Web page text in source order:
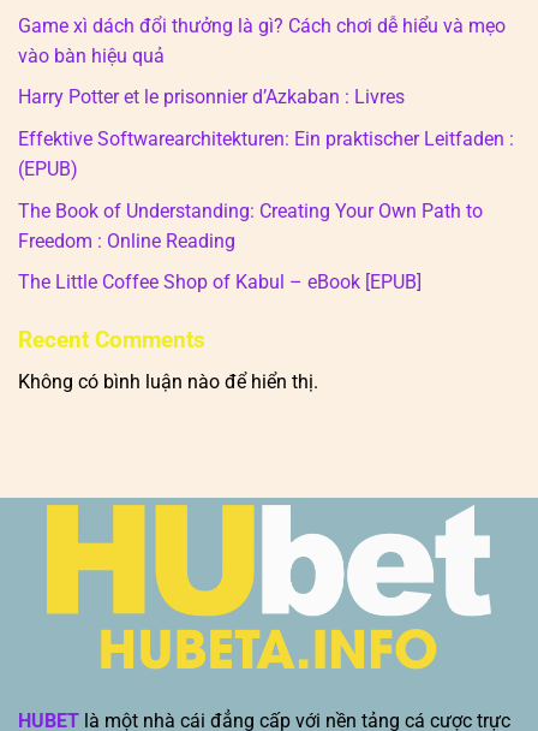
Game xì dách đổi thưởng là gì? Cách chơi dễ hiểu và mẹo
vào bàn hiệu quả
Harry Potter et le prisonnier d’Azkaban : Livres
Effektive Softwarearchitekturen: Ein praktischer Leitfaden :
(EPUB)
The Book of Understanding: Creating Your Own Path to
Freedom : Online Reading
The Little Coffee Shop of Kabul – eBook [EPUB]
Recent Comments
Không có bình luận nào để hiển thị.
HUBET là một nhà cái đẳng cấp với nền tảng cá cược trực